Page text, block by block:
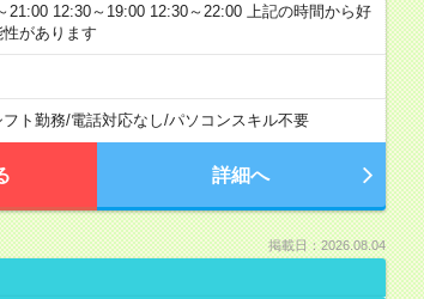
21:00 12:30～19:00 12:30～22:00 上記の時間から好
があります
フト勤務/電話対応なし/パソコンスキル不要
詳細へ
掲載日：2026.08.04